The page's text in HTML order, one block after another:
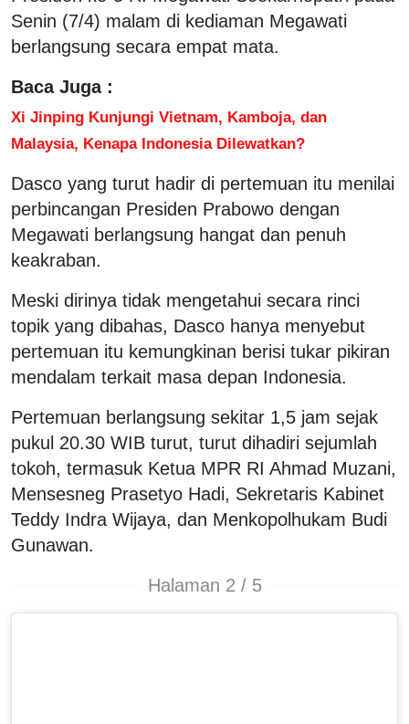
Senin (7/4) malam di kediaman Megawati
berlangsung secara empat mata.
Baca Juga :
Xi Jinping Kunjungi Vietnam, Kamboja, dan
Malaysia, Kenapa Indonesia Dilewatkan?
Dasco yang turut hadir di pertemuan itu menilai
perbincangan Presiden Prabowo dengan
Megawati berlangsung hangat dan penuh
keakraban.
Meski dirinya tidak mengetahui secara rinci
topik yang dibahas, Dasco hanya menyebut
pertemuan itu kemungkinan berisi tukar pikiran
mendalam terkait masa depan Indonesia.
Pertemuan berlangsung sekitar 1,5 jam sejak
pukul 20.30 WIB turut, turut dihadiri sejumlah
tokoh, termasuk Ketua MPR RI Ahmad Muzani,
Mensesneg Prasetyo Hadi, Sekretaris Kabinet
Teddy Indra Wijaya, dan Menkopolhukam Budi
Gunawan.
Halaman 2 / 5